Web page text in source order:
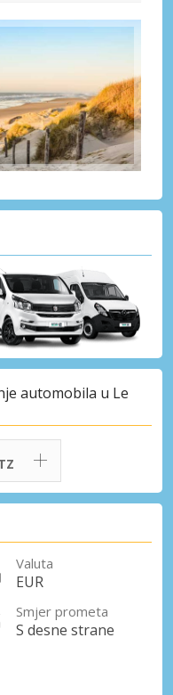
automobila u Le
Valuta
EUR
Smjer prometa
S desne strane